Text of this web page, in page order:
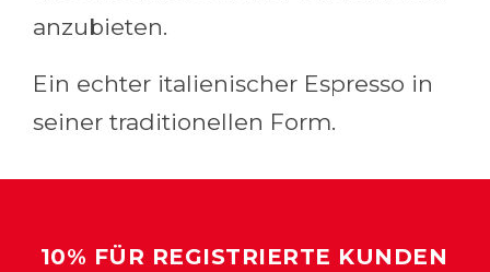
anzubieten.
Ein echter italienischer Espresso in
seiner traditionellen Form.
10% FÜR REGISTRIERTE KUNDEN